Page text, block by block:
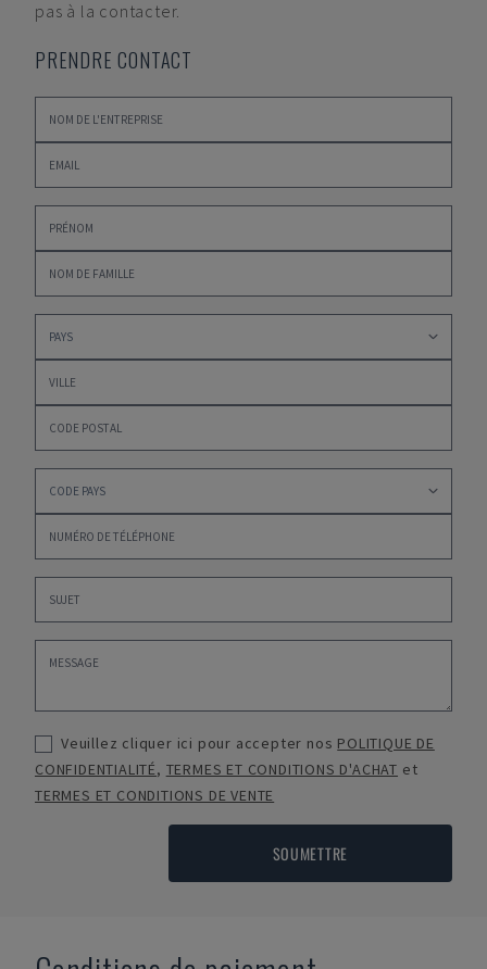
pas à la contacter.
PRENDRE CONTACT
Veuillez cliquer ici pour accepter nos POLITIQUE DE
CONFIDENTIALITÉ, TERMES ET CONDITIONS D'ACHAT et
TERMES ET CONDITIONS DE VENTE
SOUMETTRE